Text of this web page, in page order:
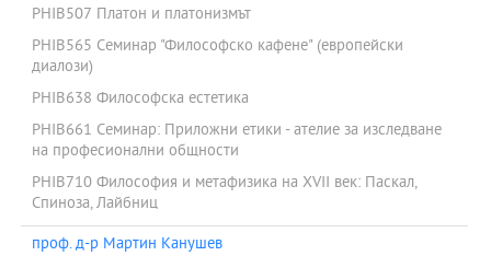
PHIB507 Платон и платонизмът
PHIB565 Семинар "Философско кафене" (европейски
диалози)
PHIB638 Философска естетика
PHIB661 Семинар: Приложни етики - ателие за изследване
на професионални общности
PHIB710 Философия и метафизика на XVII век: Паскал,
Спиноза, Лайбниц
проф. д-р Мартин Канушев